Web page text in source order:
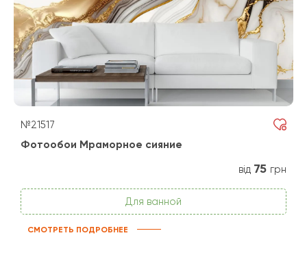
№21517
Фотообои Мраморное сияние
від 75 грн
Для ванной
СМОТРЕТЬ ПОДРОБНЕЕ